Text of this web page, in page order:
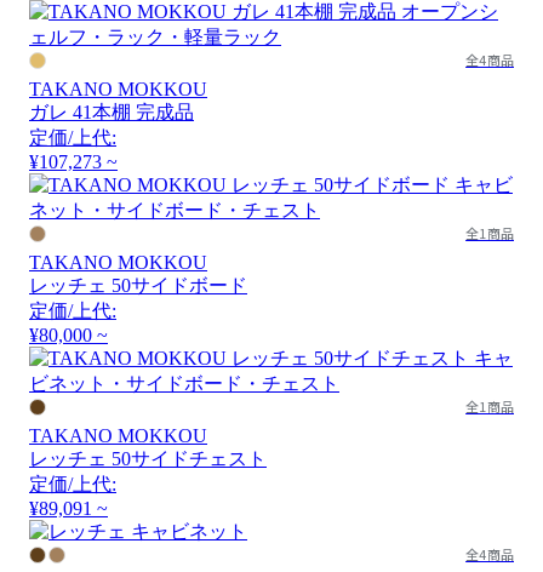
全4商品
TAKANO MOKKOU
ガレ 41本棚 完成品
定価/上代:
¥107,273 ~
全1商品
TAKANO MOKKOU
レッチェ 50サイドボード
定価/上代:
¥80,000 ~
全1商品
TAKANO MOKKOU
レッチェ 50サイドチェスト
定価/上代:
¥89,091 ~
全4商品